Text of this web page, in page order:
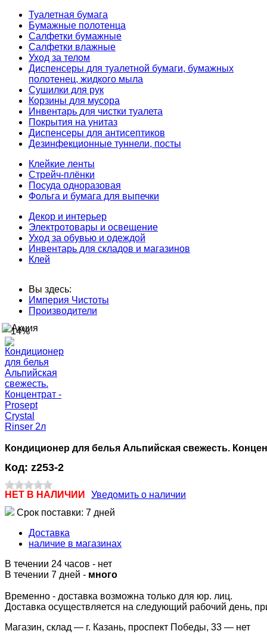
Туалетная бумага
Бумажные полотенца
Салфетки бумажные
Салфетки влажные
Уход за телом
Диспенсеры для туалетной бумаги, бумажных
полотенец, жидкого мыла
Сушилки для рук
Корзины для мусора
Инвентарь для чистки туалета
Покрытия на унитаз
Диспенсеры для антисептиков
Дезинфекционные туннели, посты
Клейкие ленты
Стрейч-плёнки
Посуда одноразовая
Фольга и бумага для выпечки
Декор и интерьер
Электротовары и освещение
Уход за обувью и одеждой
Инвентарь для складов и магазинов
Клей
Вы здесь:
Империя Чистоты
Производители
--14%
Кондиционер для белья Альпийская свежесть.
Код: z253-2
НЕТ В НАЛИЧИИ
Уведомить о наличии
Срок поставки: 7 дней
Доставка
наличие в магазинах
В течении 24 часов - нет
В течении 7 дней - много
Временно - доставка возможна только для юр. лиц.
Доставка осуществляется на следующий рабочий день,
Магазин, склад — г. Казань, проспект Победы, 33 — нет